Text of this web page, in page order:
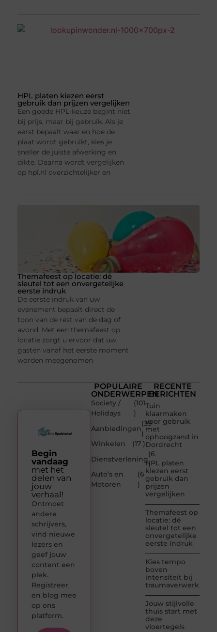
HPL platen kiezen eerst
gebruik dan prijzen vergelijken
Een goede HPL-keuze begint niet
bij prijs, maar bij gebruik. Als je
eerst bepaalt waar en hoe de
plaat wordt gebruikt, kies je
sneller de juiste afwerking en
dikte. Daarna wordt vergelijken
op hpl.nl overzichtelijker en
Themafeest op locatie: dé
sleutel tot een onvergetelijke
eerste indruk
De eerste indruk van uw
evenement bepaalt direct de
toon van de rest van de dag of
avond. Met een themafeest op
locatie zorgt u ervoor dat uw
gasten vanaf het eerste moment
worden meegenomen
POPULAIRE
ONDERWERPEN
Society /
Holidays
(101
)
Aanbiedingen
(39
)
Winkelen
(17 )
Dienstverlening
(6
)
Auto’s en
Motoren
(6
)
RECENTE
BERICHTEN
Tuin
klaarmaken
voor gebruik
met
ophoogzand in
Dordrecht
HPL platen
kiezen eerst
gebruik dan
prijzen
vergelijken
Themafeest op
locatie: dé
sleutel tot een
onvergetelijke
eerste indruk
Kies tempo
boven
intensiteit bij
traumaverwerking
Jouw stijlvolle
thuis start met
deze
vloertegels
Begin
vandaag
met het
delen van
jouw
verhaal!
Ontmoet
andere
schrijvers,
vind nieuwe
lezers en
geef jouw
content een
plek.
Registreer
en blog mee
op ons
platform.